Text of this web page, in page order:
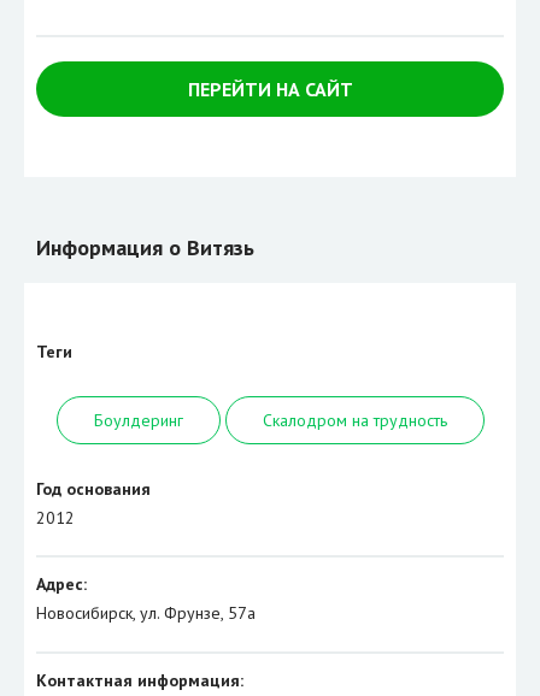
ПЕРЕЙТИ НА САЙТ
Информация о Витязь
Теги
Боулдеринг Скалодром на трудность
Год основания
2012
Адрес:
Новосибирск, ул. Фрунзе, 57а
Контактная информация: